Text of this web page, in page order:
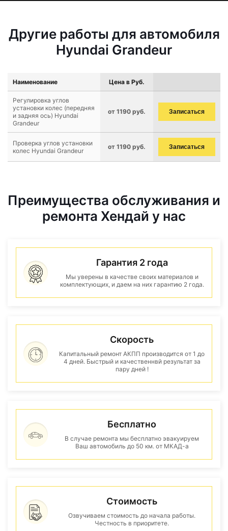
Другие работы для автомобиля
Hyundai Grandeur
Наименование Цена в Руб.
Регулировка углов
установки колес (передняя
и задняя ось) Hyundai
Grandeur
от 1190 руб. Записаться
Проверка углов установки
колес Hyundai Grandeur
от 1190 руб. Записаться
Преимущества обслуживания и
ремонта Хендай у нас
Гарантия 2 года
Мы уверены в качестве своих материалов и
комплектующих, и даем на них гарантию 2 года.
Скорость
Капитальный ремонт АКПП производится от 1 до
4 дней. Быстрый и качественнвй результат за
пару дней !
Бесплатно
В случае ремонта мы бесплатно эвакуируем
Ваш автомобиль до 50 км. от МКАД-а
Стоимость
Озвучиваем стоимость до начала работы.
Честность в приоритете.